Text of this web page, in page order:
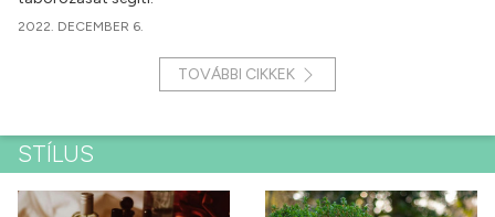
2022. DECEMBER 6.
TOVÁBBI CIKKEK
STÍLUS